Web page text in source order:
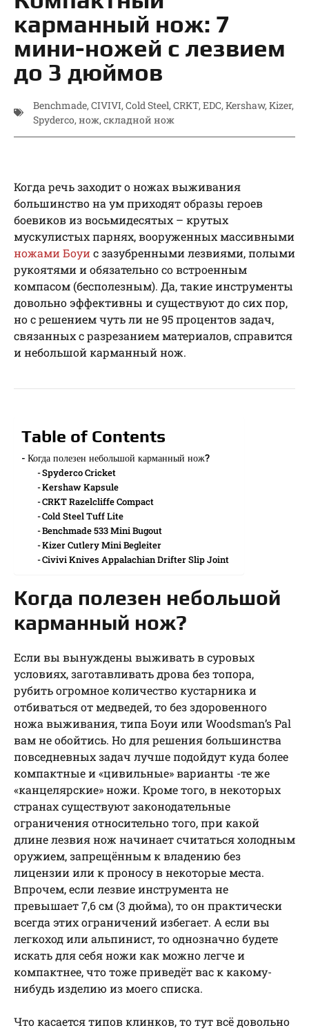
карманный нож: 7
мини-ножей c лезвием
до 3 дюймов
Benchmade, CIVIVI, Cold Steel, CRKT, EDC, Kershaw, Kizer,
Spyderco, нож, складной нож
Когда речь заходит о ножах выживания
большинство на ум приходят образы героев
боевиков из восьмидесятых – крутых
мускулистых парнях, вооруженных массивными
ножами Боуи с зазубренными лезвиями, полыми
рукоятями и обязательно со встроенным
компасом (бесполезным). Да, такие инструменты
довольно эффективны и существуют до сих пор,
но с решением чуть ли не 95 процентов задач,
связанных с разрезанием материалов, справится
и небольшой карманный нож.
Table of Contents
Когда полезен небольшой карманный нож?
Spyderco Cricket
Kershaw Kapsule
CRKT Razelcliffe Compact
Cold Steel Tuff Lite
Benchmade 533 Mini Bugout
Kizer Cutlery Mini Begleiter
Civivi Knives Appalachian Drifter Slip Joint
Когда полезен небольшой
карманный нож?
Если вы вынуждены выживать в суровых
условиях, заготавливать дрова без топора,
рубить огромное количество кустарника и
отбиваться от медведей, то без здоровенного
ножа выживания, типа Боуи или Woodsman’s Pal
вам не обойтись. Но для решения большинства
повседневных задач лучше подойдут куда более
компактные и «цивильные» варианты -те же
«канцелярские» ножи. Кроме того, в некоторых
странах существуют законодательные
ограничения относительно того, при какой
длине лезвия нож начинает считаться холодным
оружием, запрещённым к владению без
лицензии или к проносу в некоторые места.
Впрочем, если лезвие инструмента не
превышает 7,6 см (3 дюйма), то он практически
всегда этих ограничений избегает. А если вы
легкоход или альпинист, то однозначно будете
искать для себя ножи как можно легче и
компактнее, что тоже приведёт вас к какому-
нибудь изделию из моего списка.
Что касается типов клинков, то тут всё довольно